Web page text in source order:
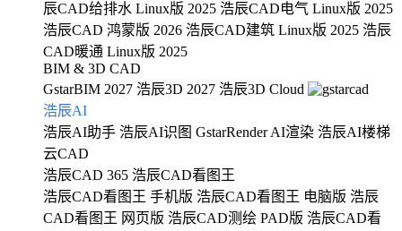
辰CAD给排水 Linux版 2025 浩辰CAD电气 Linux版 2025
浩辰CAD 鸿蒙版 2026 浩辰CAD建筑 Linux版 2025 浩辰
CAD暖通 Linux版 2025
BIM & 3D CAD
GstarBIM 2027 浩辰3D 2027 浩辰3D Cloud
浩辰AI
浩辰AI助手 浩辰AI识图 GstarRender AI渲染 浩辰AI楼梯
云CAD
浩辰CAD 365 浩辰CAD看图王
浩辰CAD看图王 手机版 浩辰CAD看图王 电脑版 浩辰
CAD看图王 网页版 浩辰CAD测绘 PAD版 浩辰CAD看